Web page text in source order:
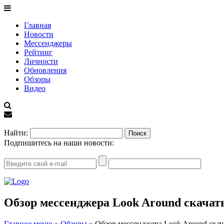
Главная
Новости
Мессенджеры
Рейтинг
Личности
Обновления
Обзоры
Видео
Найти:
Подпишитесь на наши новости:
Обзор мессенджера Look Around